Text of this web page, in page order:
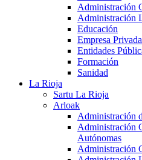
Administración
Administración
Educación
Empresa Privada
Entidades
Formación
Sanidad
La Rioja
Sartu La Rioja
Arloak
Administración
Administración
Autónomas
Administración